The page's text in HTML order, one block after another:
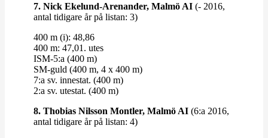
7. Nick Ekelund-​​Arenander, Malmö AI (- 2016,
antal tidigare år på listan: 3)
400 m (i): 48,86
400 m: 47,01. utes
ISM-5:a (400 m)
SM-​​guld (400 m, 4 x 400 m)
7:a sv. innestat. (400 m)
2:a sv. utestat. (400 m)
8. Thobias Nilsson Montler, Malmö AI (6:a 2016,
antal tidigare år på listan: 4)